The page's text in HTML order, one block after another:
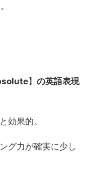
】 の英語表現
効果的。
グ力が確実に少し